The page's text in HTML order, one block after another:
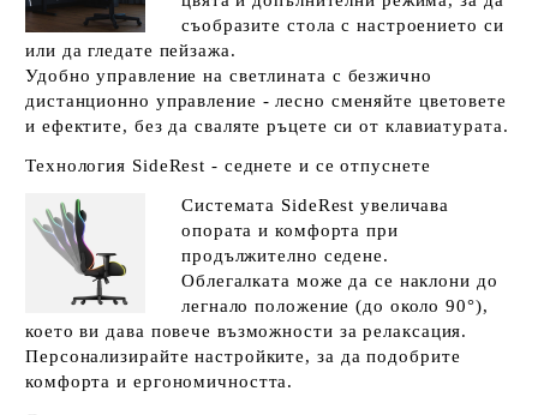
съобразите стола с настроението си
или да гледате пейзажа.
Удобно управление на светлината с безжично
дистанционно управление - лесно сменяйте цветовете
и ефектите, без да сваляте ръцете си от клавиатурата.
Технология SideRest - седнете и се отпуснете
Системата SideRest увеличава
опората и комфорта при
продължително седене.
Облегалката може да се наклони до
легнало положение (до около 90°),
което ви дава повече възможности за релаксация.
Персонализирайте настройките, за да подобрите
комфорта и ергономичността.